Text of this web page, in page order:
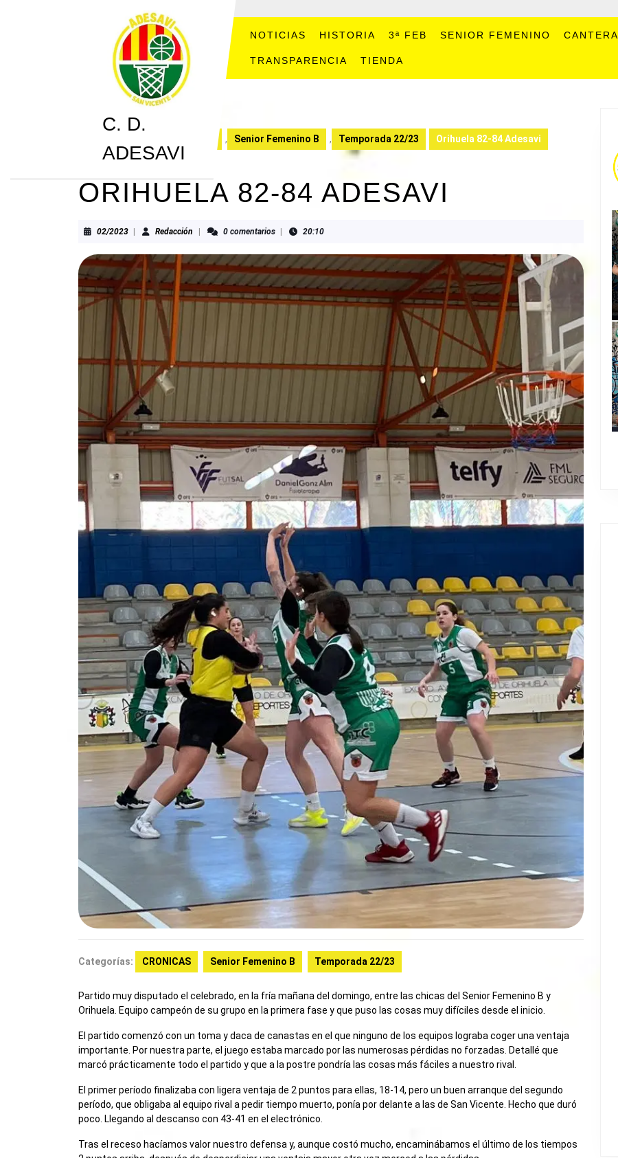
C. D.
ADESAVI
NOTICIAS HISTORIA 3ª FEB SENIOR FEMENINO CANTERA
TRANSPARENCIA TIENDA
, Senior Femenino B , Temporada 22/23 Orihuela 82-84 Adesavi
ORIHUELA 82-84 ADESAVI
02/202302/2023Redacción Redacción0 comentarios 20:10
Categorías: CRONICAS Senior Femenino B Temporada 22/23
Partido muy disputado el celebrado, en la fría mañana del domingo, entre las chicas del Senior Femenino B y
Orihuela. Equipo campeón de su grupo en la primera fase y que puso las cosas muy difíciles desde el inicio.
El partido comenzó con un toma y daca de canastas en el que ninguno de los equipos lograba coger una ventaja
importante. Por nuestra parte, el juego estaba marcado por las numerosas pérdidas no forzadas. Detallé que
marcó prácticamente todo el partido y que a la postre pondría las cosas más fáciles a nuestro rival.
El primer período finalizaba con ligera ventaja de 2 puntos para ellas, 18-14, pero un buen arranque del segundo
período, que obligaba al equipo rival a pedir tiempo muerto, ponía por delante a las de San Vicente. Hecho que duró
poco. Llegando al descanso con 43-41 en el electrónico.
Tras el receso hacíamos valor nuestro defensa y, aunque costó mucho, encaminábamos el último de los tiempos